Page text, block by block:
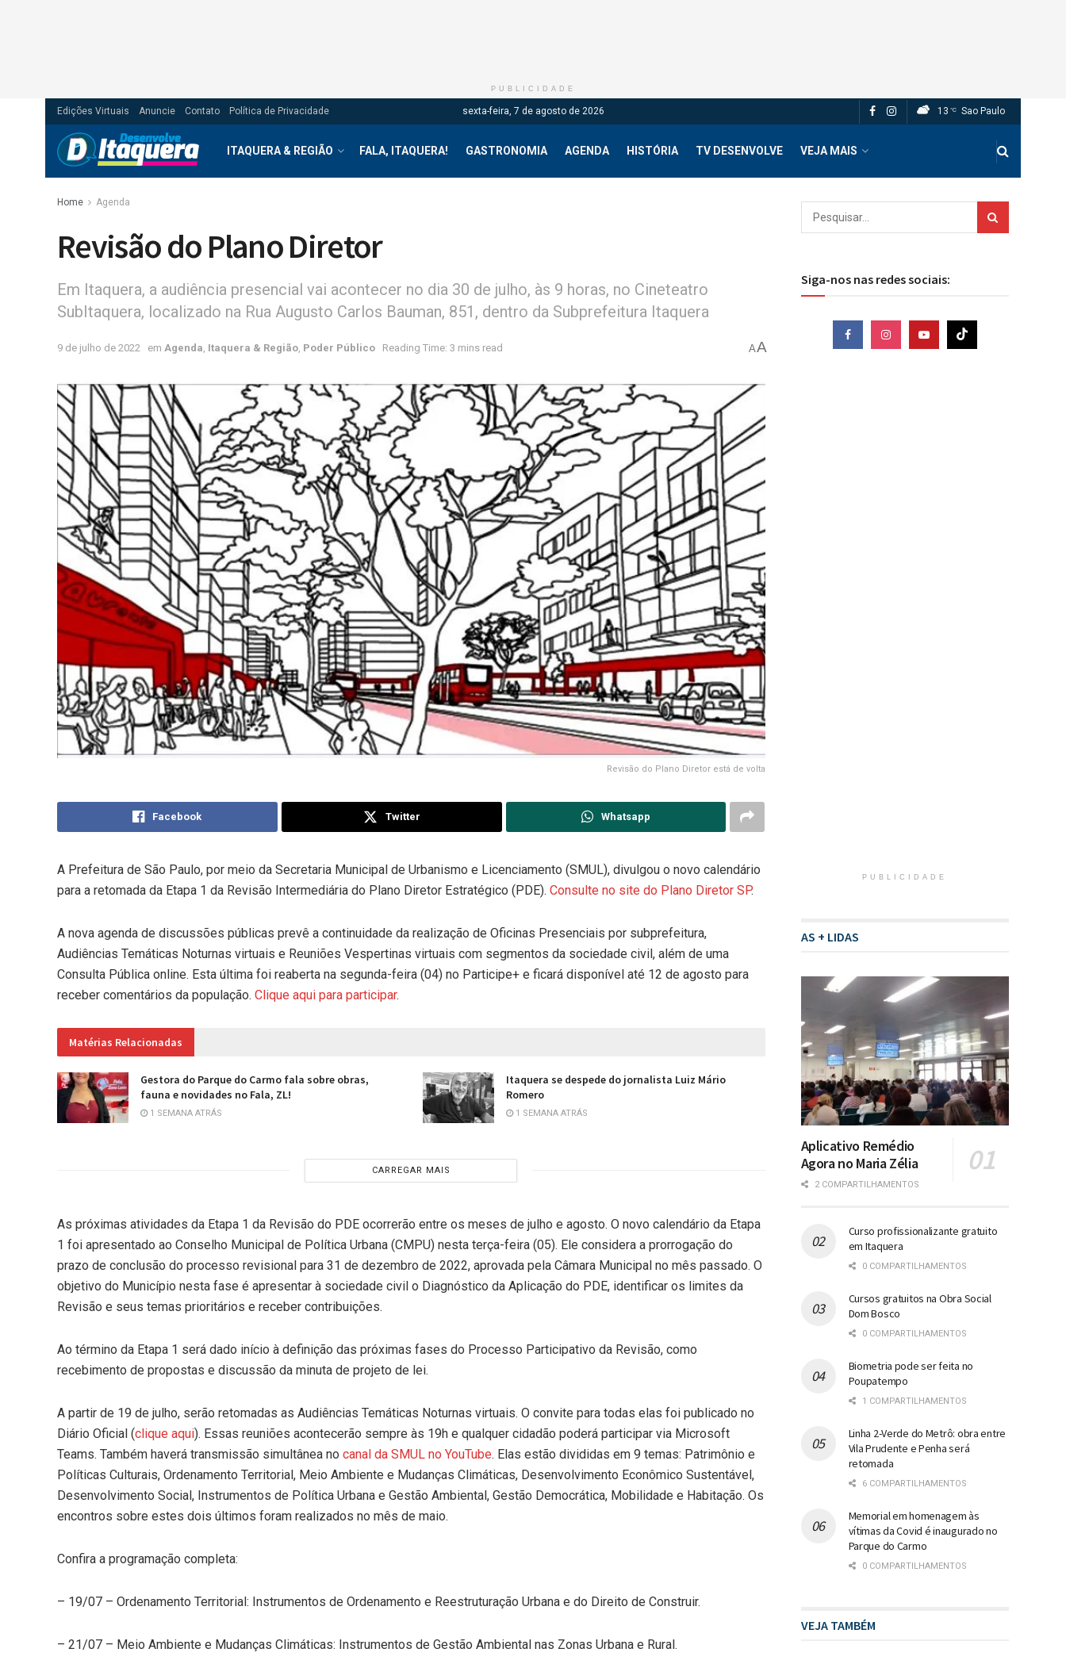
PUBLICIDADE
Edições Virtuais Anuncie Contato Política de Privacidade sexta-feira, 7 de agosto de 2026 13 °C Sao Paulo
ITAQUERA & REGIÃO FALA, ITAQUERA! GASTRONOMIA AGENDA HISTÓRIA TV DESENVOLVE VEJA MAIS
Home Agenda
Revisão do Plano Diretor
Em Itaquera, a audiência presencial vai acontecer no dia 30 de julho, às 9 horas, no Cineteatro
SubItaquera, localizado na Rua Augusto Carlos Bauman, 851, dentro da Subprefeitura Itaquera
9 de julho de 2022 em Agenda Itaquera & Região Poder Público Reading Time: 3 mins read AA
Revisão do Plano Diretor está de volta
Facebook Twitter Whatsapp
A Prefeitura de São Paulo, por meio da Secretaria Municipal de Urbanismo e Licenciamento (SMUL), divulgou o novo calendário
para a retomada da Etapa 1 da Revisão Intermediária do Plano Diretor Estratégico (PDE). Consulte no site do Plano Diretor SP.
A nova agenda de discussões públicas prevê a continuidade da realização de Oficinas Presenciais por subprefeitura,
Audiências Temáticas Noturnas virtuais e Reuniões Vespertinas virtuais com segmentos da sociedade civil, além de uma
Consulta Pública online. Esta última foi reaberta na segunda-feira (04) no Participe+ e ficará disponível até 12 de agosto para
receber comentários da população. Clique aqui para participar.
Matérias Relacionadas
Gestora do Parque do Carmo fala sobre obras,
fauna e novidades no Fala, ZL!
1 SEMANA ATRÁS
Itaquera se despede do jornalista Luiz Mário
Romero
1 SEMANA ATRÁS
CARREGAR MAIS
As próximas atividades da Etapa 1 da Revisão do PDE ocorrerão entre os meses de julho e agosto. O novo calendário da Etapa
1 foi apresentado ao Conselho Municipal de Política Urbana (CMPU) nesta terça-feira (05). Ele considera a prorrogação do
prazo de conclusão do processo revisional para 31 de dezembro de 2022, aprovada pela Câmara Municipal no mês passado. O
objetivo do Município nesta fase é apresentar à sociedade civil o Diagnóstico da Aplicação do PDE, identificar os limites da
Revisão e seus temas prioritários e receber contribuições.
Ao término da Etapa 1 será dado início à definição das próximas fases do Processo Participativo da Revisão, como
recebimento de propostas e discussão da minuta de projeto de lei.
A partir de 19 de julho, serão retomadas as Audiências Temáticas Noturnas virtuais. O convite para todas elas foi publicado no
Diário Oficial (clique aqui). Essas reuniões acontecerão sempre às 19h e qualquer cidadão poderá participar via Microsoft
Teams. Também haverá transmissão simultânea no canal da SMUL no YouTube. Elas estão divididas em 9 temas: Patrimônio e
Políticas Culturais, Ordenamento Territorial, Meio Ambiente e Mudanças Climáticas, Desenvolvimento Econômico Sustentável,
Desenvolvimento Social, Instrumentos de Política Urbana e Gestão Ambiental, Gestão Democrática, Mobilidade e Habitação. Os
encontros sobre estes dois últimos foram realizados no mês de maio.
Confira a programação completa:
– 19/07 – Ordenamento Territorial: Instrumentos de Ordenamento e Reestruturação Urbana e do Direito de Construir.
– 21/07 – Meio Ambiente e Mudanças Climáticas: Instrumentos de Gestão Ambiental nas Zonas Urbana e Rural.
Siga-nos nas redes sociais:
PUBLICIDADE
AS + LIDAS
Aplicativo Remédio
Agora no Maria Zélia
2 COMPARTILHAMENTOS
Curso profissionalizante gratuito
em Itaquera
0 COMPARTILHAMENTOS
Cursos gratuitos na Obra Social
Dom Bosco
0 COMPARTILHAMENTOS
Biometria pode ser feita no
Poupatempo
1 COMPARTILHAMENTOS
Linha 2-Verde do Metrô: obra entre
Vila Prudente e Penha será
retomada
6 COMPARTILHAMENTOS
Memorial em homenagem às
vítimas da Covid é inaugurado no
Parque do Carmo
0 COMPARTILHAMENTOS
VEJA TAMBÉM